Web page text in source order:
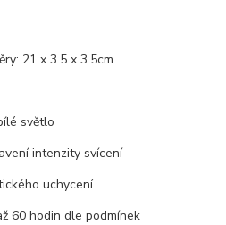
21 x 3.5 x 3.5cm
světlo
intenzity svícení
uchycení
60 hodin dle podmínek